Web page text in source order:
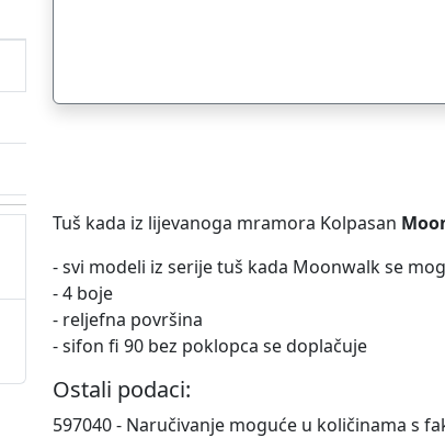
Tuš kada iz lijevanoga mramora Kolpasan
- svi modeli iz serije tuš kada Moonwalk se
- 4 boje
- reljefna površina
- sifon fi 90 bez poklopca se doplačuje
Ostali podaci:
597040 - Naručivanje moguće u količinama s